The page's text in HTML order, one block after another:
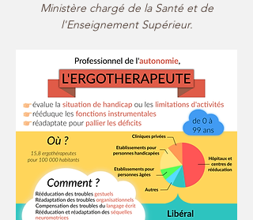
Ministère chargé de la Santé et de
l'Enseignement Supérieur.